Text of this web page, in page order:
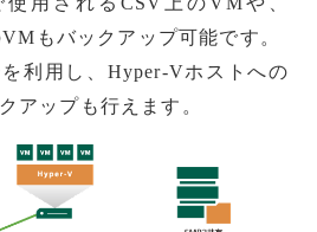
もバックアップ可能です。
利用し、Hyper-Vホストへの
アップも行えます。